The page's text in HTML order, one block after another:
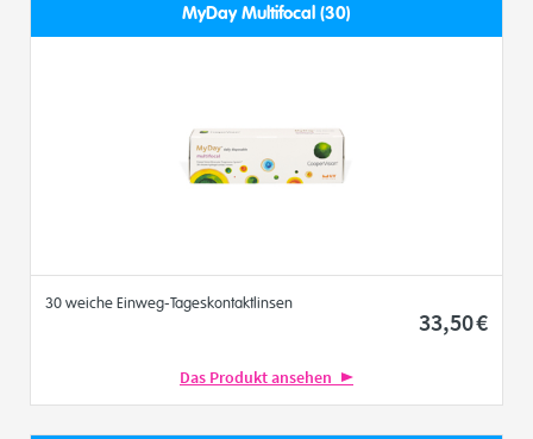
MyDay Multifocal (30)
30 weiche Einweg-Tageskontaktlinsen
33,50€
Das Produkt ansehen